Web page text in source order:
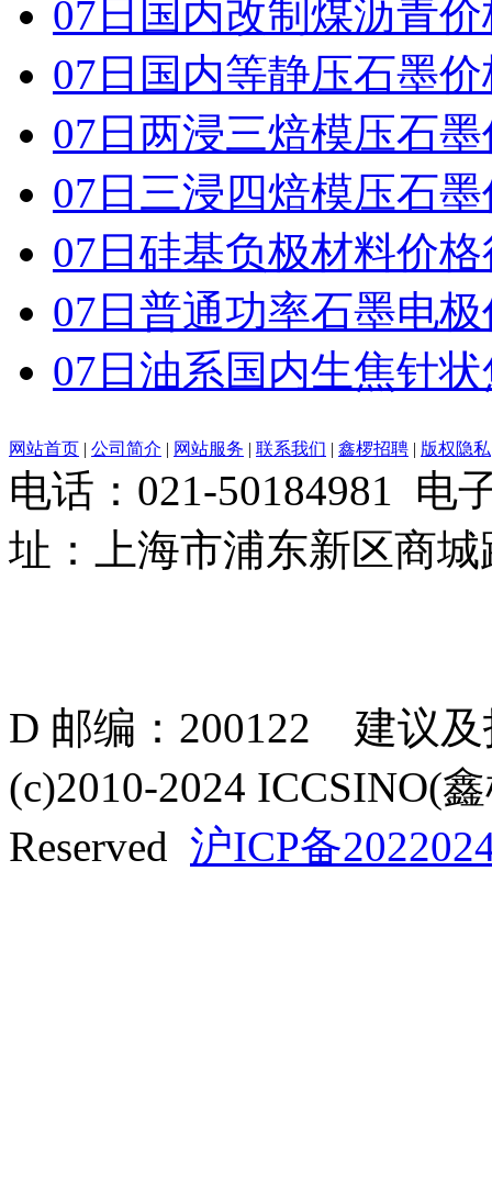
07日国内改制煤沥青
07日国内 等静压石墨
07日两浸三焙模压石
07日三浸四焙模压石
07日硅基负极材料价
07日普通功率石墨电
07日油系国内生焦针
网站首页 | 公司简介 | 网站服务 | 联系我们 | 鑫椤招聘 | 版权隐私
电话：021-50184981 电
址：上海市浦东新区商
D 邮编：200122 建议
(c)2010-2024 ICCSINO(
Reserved 沪ICP备